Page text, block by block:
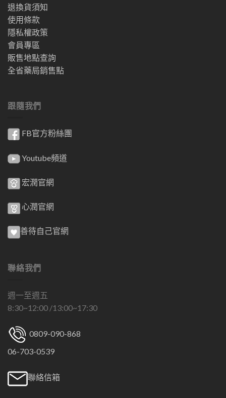
退換貨須知
使用條款
隱私權政策
會員專區
販售地點查詢
全省藥局銷售點
跟隨我們
FB官方粉絲團
Youtube頻道
宏潤官網
心潤官網
善待自己官網
聯絡我們
週一至週五
8:30~12:00 /13:00~17:30
0809-090-868
06-703-0539
聯絡信箱